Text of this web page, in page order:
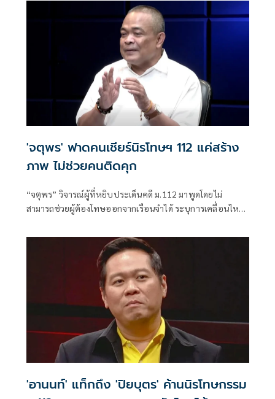
'จตุพร' ฟาดคนเชียร์นิรโทษฯ 112 แค่สร้าง
ภาพ ไม่ช่วยคนติดคุก
“จตุพร” วิจารณ์ผู้ที่หยิบประเด็นคดี ม.112 มาพูดโดยไม่
สามารถช่วยผู้ต้องโทษออกจากเรือนจำได้ ระบุการเคลื่อนไหว
พระราชทานอภัยโทษเป็นทางเลือกที่มีโอกาสมากที่สุด
'อานนท์' แท็กถึง 'ปิยบุตร' ค้านนิรโทษกรรม